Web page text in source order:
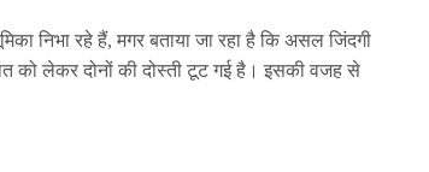
निभा रहे हैं, मगर बताया जा रहा है कि असल जिंदगी
को लेकर दोनों की दोस्ती टूट गई है। इसकी वजह से